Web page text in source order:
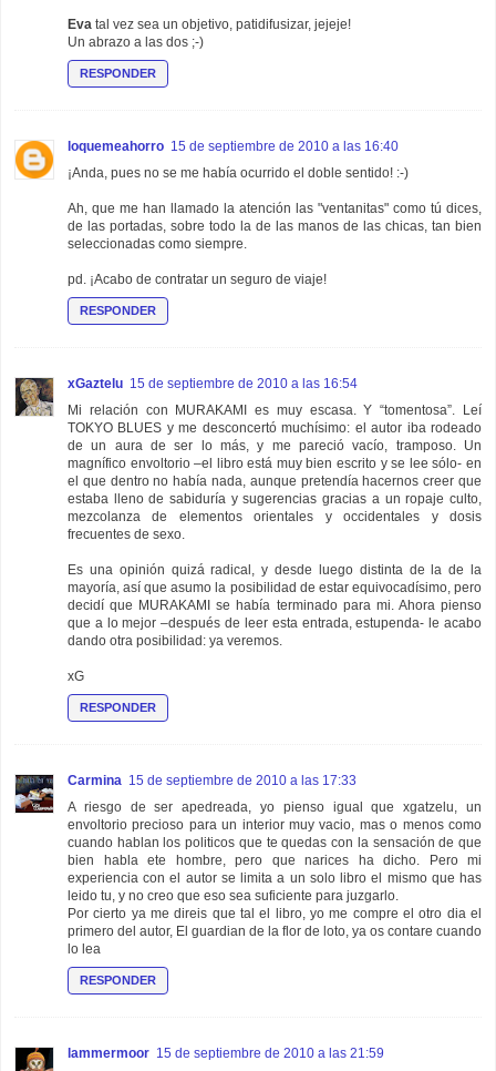
Eva tal vez sea un objetivo, patidifusizar, jejeje!
Un abrazo a las dos ;-)
RESPONDER
loquemeahorro 15 de septiembre de 2010 a las 16:40
¡Anda, pues no se me había ocurrido el doble sentido! :-)
Ah, que me han llamado la atención las "ventanitas" como tú dices,
de las portadas, sobre todo la de las manos de las chicas, tan bien
seleccionadas como siempre.
pd. ¡Acabo de contratar un seguro de viaje!
RESPONDER
xGaztelu 15 de septiembre de 2010 a las 16:54
Mi relación con MURAKAMI es muy escasa. Y “tomentosa”. Leí
TOKYO BLUES y me desconcertó muchísimo: el autor iba rodeado
de un aura de ser lo más, y me pareció vacío, tramposo. Un
magnífico envoltorio –el libro está muy bien escrito y se lee sólo- en
el que dentro no había nada, aunque pretendía hacernos creer que
estaba lleno de sabiduría y sugerencias gracias a un ropaje culto,
mezcolanza de elementos orientales y occidentales y dosis
frecuentes de sexo.
Es una opinión quizá radical, y desde luego distinta de la de la
mayoría, así que asumo la posibilidad de estar equivocadísimo, pero
decidí que MURAKAMI se había terminado para mi. Ahora pienso
que a lo mejor –después de leer esta entrada, estupenda- le acabo
dando otra posibilidad: ya veremos.
xG
RESPONDER
Carmina 15 de septiembre de 2010 a las 17:33
A riesgo de ser apedreada, yo pienso igual que xgatzelu, un
envoltorio precioso para un interior muy vacio, mas o menos como
cuando hablan los politicos que te quedas con la sensación de que
bien habla ete hombre, pero que narices ha dicho. Pero mi
experiencia con el autor se limita a un solo libro el mismo que has
leido tu, y no creo que eso sea suficiente para juzgarlo.
Por cierto ya me direis que tal el libro, yo me compre el otro dia el
primero del autor, El guardian de la flor de loto, ya os contare cuando
lo lea
RESPONDER
lammermoor 15 de septiembre de 2010 a las 21:59